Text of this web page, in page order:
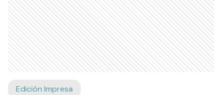
Edición Impresa